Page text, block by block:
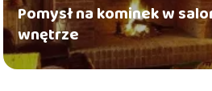
Pomysł na kominek w
wnętrze